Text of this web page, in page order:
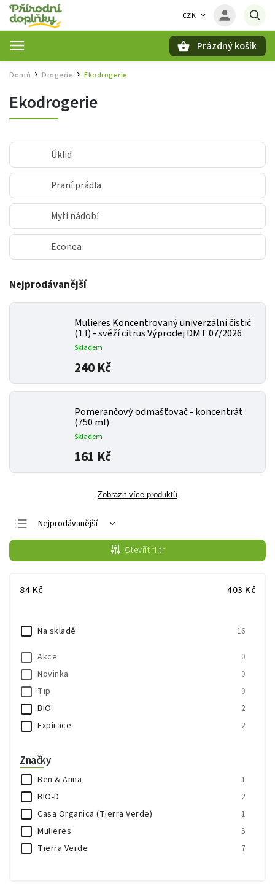
CZK
Prázdný košík
Domů / Drogerie / Ekodrogerie
Ekodrogerie
Úklid
Praní prádla
Mytí nádobí
Econea
Nejprodávanější
Mulieres Koncentrovaný univerzální čistič
(1 l) - svěží citrus Výprodej DMT 07/2026
Skladem
240 Kč
Pomerančový odmašťovač - koncentrát
(750 ml)
Skladem
161 Kč
Zobrazit více produktů
Nejprodávanější
Nejlevnější
Nejdražší
Abecedně
Otevřít filtr
84 Kč 403 Kč
Na skladě 16
Akce 0
Novinka 0
Tip 0
BIO 2
Expirace 2
Značky
Ben & Anna 1
BIO-D 2
Casa Organica (Tierra Verde) 1
Mulieres 5
Tierra Verde 7